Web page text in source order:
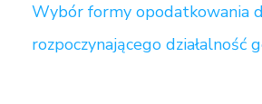
Wybór formy opodatkowania
rozpoczynającego działalność